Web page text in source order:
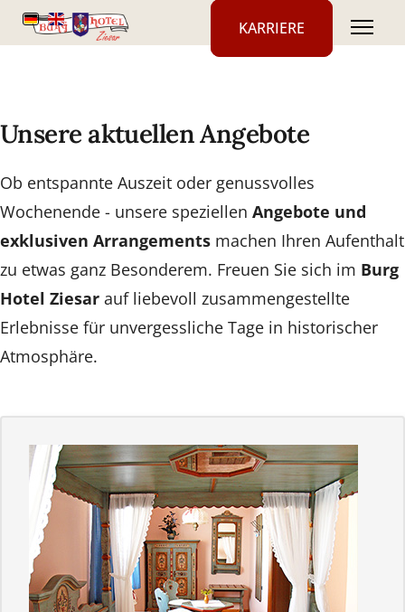
KARRIERE
Unsere aktuellen Angebote
Ob entspannte Auszeit oder genussvolles
Wochenende - unsere speziellen Angebote und
exklusiven Arrangements machen Ihren Aufenthalt
zu etwas ganz Besonderem. Freuen Sie sich im Burg
Hotel Ziesar auf liebevoll zusammengestellte
Erlebnisse für unvergessliche Tage in historischer
Atmosphäre.